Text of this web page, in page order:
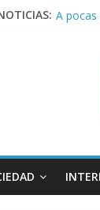
A
Pesar
Tras la
Causa